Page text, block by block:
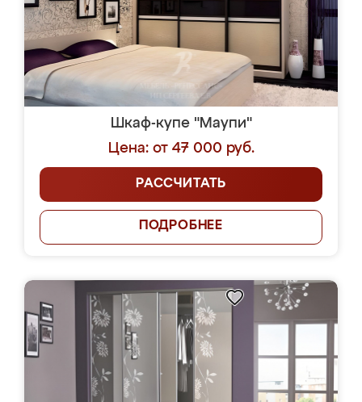
Шкаф-купе "Маупи"
Цена: от 47 000 руб.
РАССЧИТАТЬ
ПОДРОБНЕЕ